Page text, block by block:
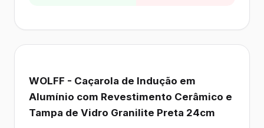
WOLFF - Caçarola de Indução em
Alumínio com Revestimento Cerâmico e
Tampa de Vidro Granilite Preta 24cm